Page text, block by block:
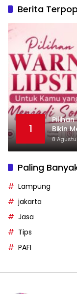
Berita
1
Bikin
8
Paling
Lampung
jakarta
Jasa
Tips
PAFI